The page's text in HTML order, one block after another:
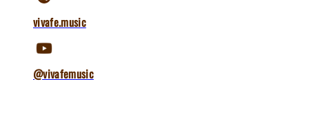
vivafe.music
@vivafemusic